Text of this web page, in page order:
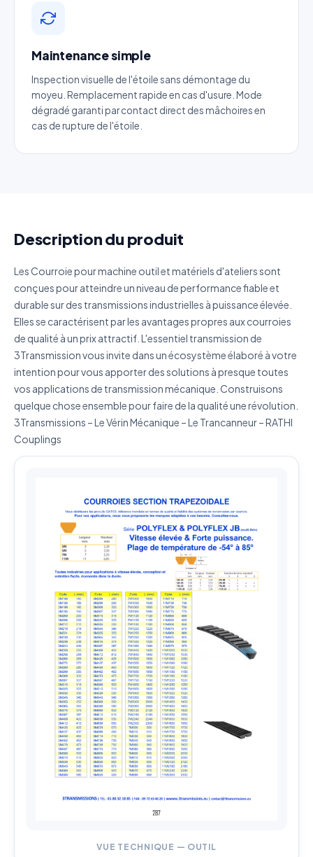
Maintenance simple
Inspection visuelle de l'étoile sans démontage du
moyeu. Remplacement rapide en cas d'usure. Mode
dégradé garanti par contact direct des mâchoires en
cas de rupture de l'étoile.
Description du produit
Les Courroie pour machine outil et matériels d'ateliers sont
conçues pour atteindre un niveau de performance fiable et
durable sur des transmissions industrielles à puissance élevée.
Elles se caractérisent par les avantages propres aux courroies
de qualité à un prix attractif. L'essentiel transmission de
3Transmission vous invite dans un écosystème élaboré à votre
intention pour vous apporter des solutions à presque toutes
vos applications de transmission mécanique. Construisons
quelque chose ensemble pour faire de la qualité une révolution.
3Transmissions – Le Vérin Mécanique – Le Trancanneur – RATHI
Couplings
VUE TECHNIQUE — OUTIL
Email
Téléphone*
Catégorie
Décrivez votre besoin
J'accepte que mes données soient utilisées pour traiter
ma demande.Politique de confidentialité
Envoyer ma demande de devis
Vos données sont protégées et ne seront jamais
partagées